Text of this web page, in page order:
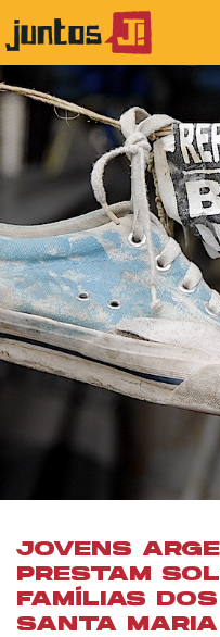
JOVENS
PRESTAM
FAMÍLIAS
SANTA MARIA